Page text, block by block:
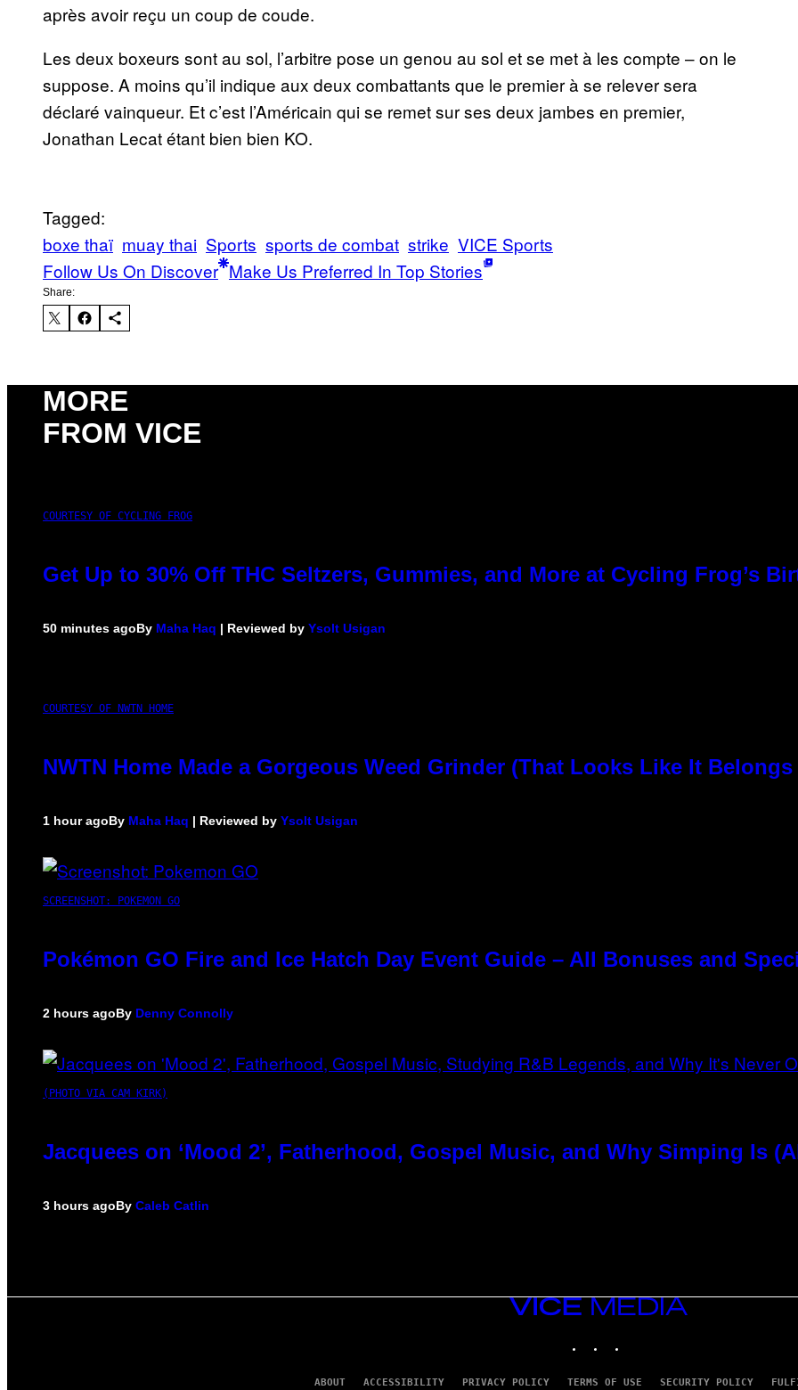
après avoir reçu un coup de coude.
Les deux boxeurs sont au sol, l’arbitre pose un genou au sol et se met à les compte – on le
suppose. A moins qu’il indique aux deux combattants que le premier à se relever sera
déclaré vainqueur. Et c’est l’Américain qui se remet sur ses deux jambes en premier,
Jonathan Lecat étant bien bien KO.
Tagged:
boxe thaï muay thai Sports sports de combat strike VICE Sports
Follow Us On Discover Make Us Preferred In Top Stories
Share:
MORE
FROM VICE
COURTESY OF CYCLING FROG
Get Up to 30% Off THC Seltzers, Gummies, and More at Cycling Frog’s
50 minutes agoBy Maha Haq | Reviewed by Ysolt Usigan
COURTESY OF NWTN HOME
NWTN Home Made a Gorgeous Weed Grinder (That Looks Like It
1 hour agoBy Maha Haq | Reviewed by Ysolt Usigan
SCREENSHOT: POKEMON GO
Pokémon GO Fire and Ice Hatch Day Event Guide – All Bonuses and
2 hours agoBy Denny Connolly
(PHOTO VIA CAM KIRK)
Jacquees on ‘Mood 2’, Fatherhood, Gospel Music, and Why Simping Is
3 hours agoBy Caleb Catlin
VICE
ABOUT ACCESSIBILITY PRIVACY POLICY TERMS OF USE SECURITY POLICY